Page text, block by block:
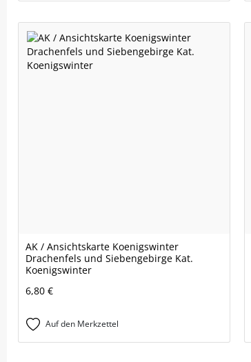
AK / Ansichtskarte Koenigswinter
Drachenfels und Siebengebirge Kat.
Koenigswinter
6,80 €
Auf den Merkzettel